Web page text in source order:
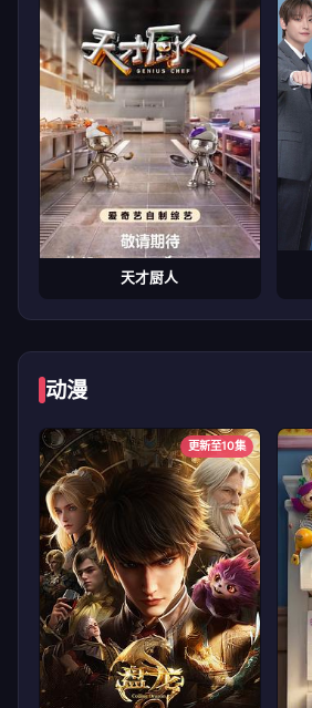
天才厨人
动漫
更新至10集